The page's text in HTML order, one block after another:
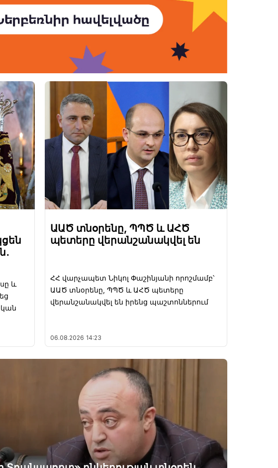
և
ԱԱԾ տնօրենը, ՊՊԾ և ԱՀԾ
պետերը վերանշանակվել են
ՀՀ վարչապետ Նիկոլ Փաշինյանի որոշմամբ՝
ԱԱԾ տնօրենը, ՊՊԾ և ԱՀԾ պետերը
վերանշանակվել են իրենց պաշտոններում
06.08.2026 14:23